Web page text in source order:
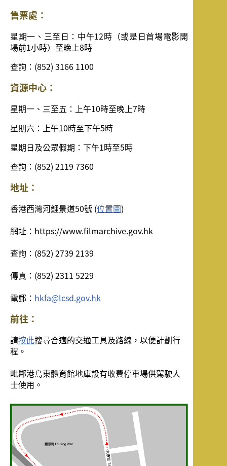
售票處：
星期一、三至日：中午12時（或是日首場電影開
場前1小時）至晚上8時
查詢：(852) 3166 1100
資源中心：
星期一、三至五：上午10時至晚上7時
星期六：上午10時至下午5時
星期日及公眾假期：下午1時至5時
查詢：(852) 2119 7360
地址：
香港西灣河鯉景道50號 (位置圖)
網址：https://www.filmarchive.gov.hk
查詢：(852) 2739 2139
傳真：(852) 2311 5229
電郵： hkfa@lcsd.gov.hk
前往：
請按此搜尋合適的交通工具及路線，以便計劃行
程。
毗鄰港島東體育館地庫設有收費停車場供駕駛人
士使用。